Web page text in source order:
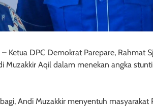
– Ketua DPC Demokrat Parepare, Rahmat
Muzakkir Aqil dalam menekan angka
Andi Muzakkir menyentuh masyarakat